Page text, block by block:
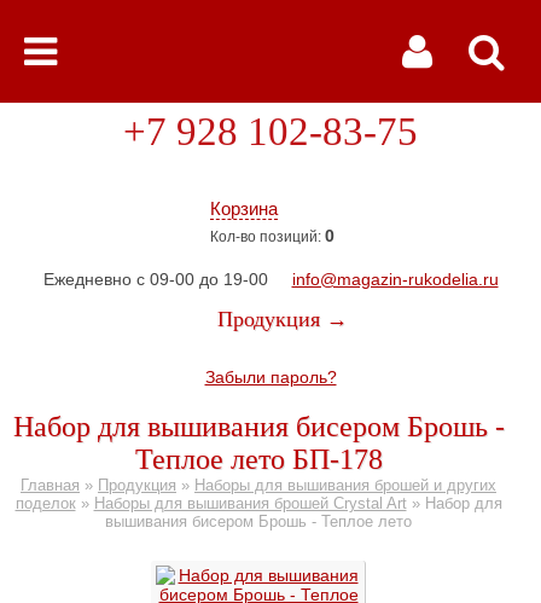
Корзина
Кол-во позиций: 0
+7 928 102-83-75
Ежедневно с 09-00 до 19-00 info@magazin-rukodelia.ru
Продукция →
Забыли пароль?
Набор для вышивания бисером Брошь -
Теплое лето БП-178
Главная » Продукция » Наборы для вышивания брошей и других
поделок» Наборы для вышивания брошей Crystal Art» Набор для
вышивания бисером Брошь - Теплое лето